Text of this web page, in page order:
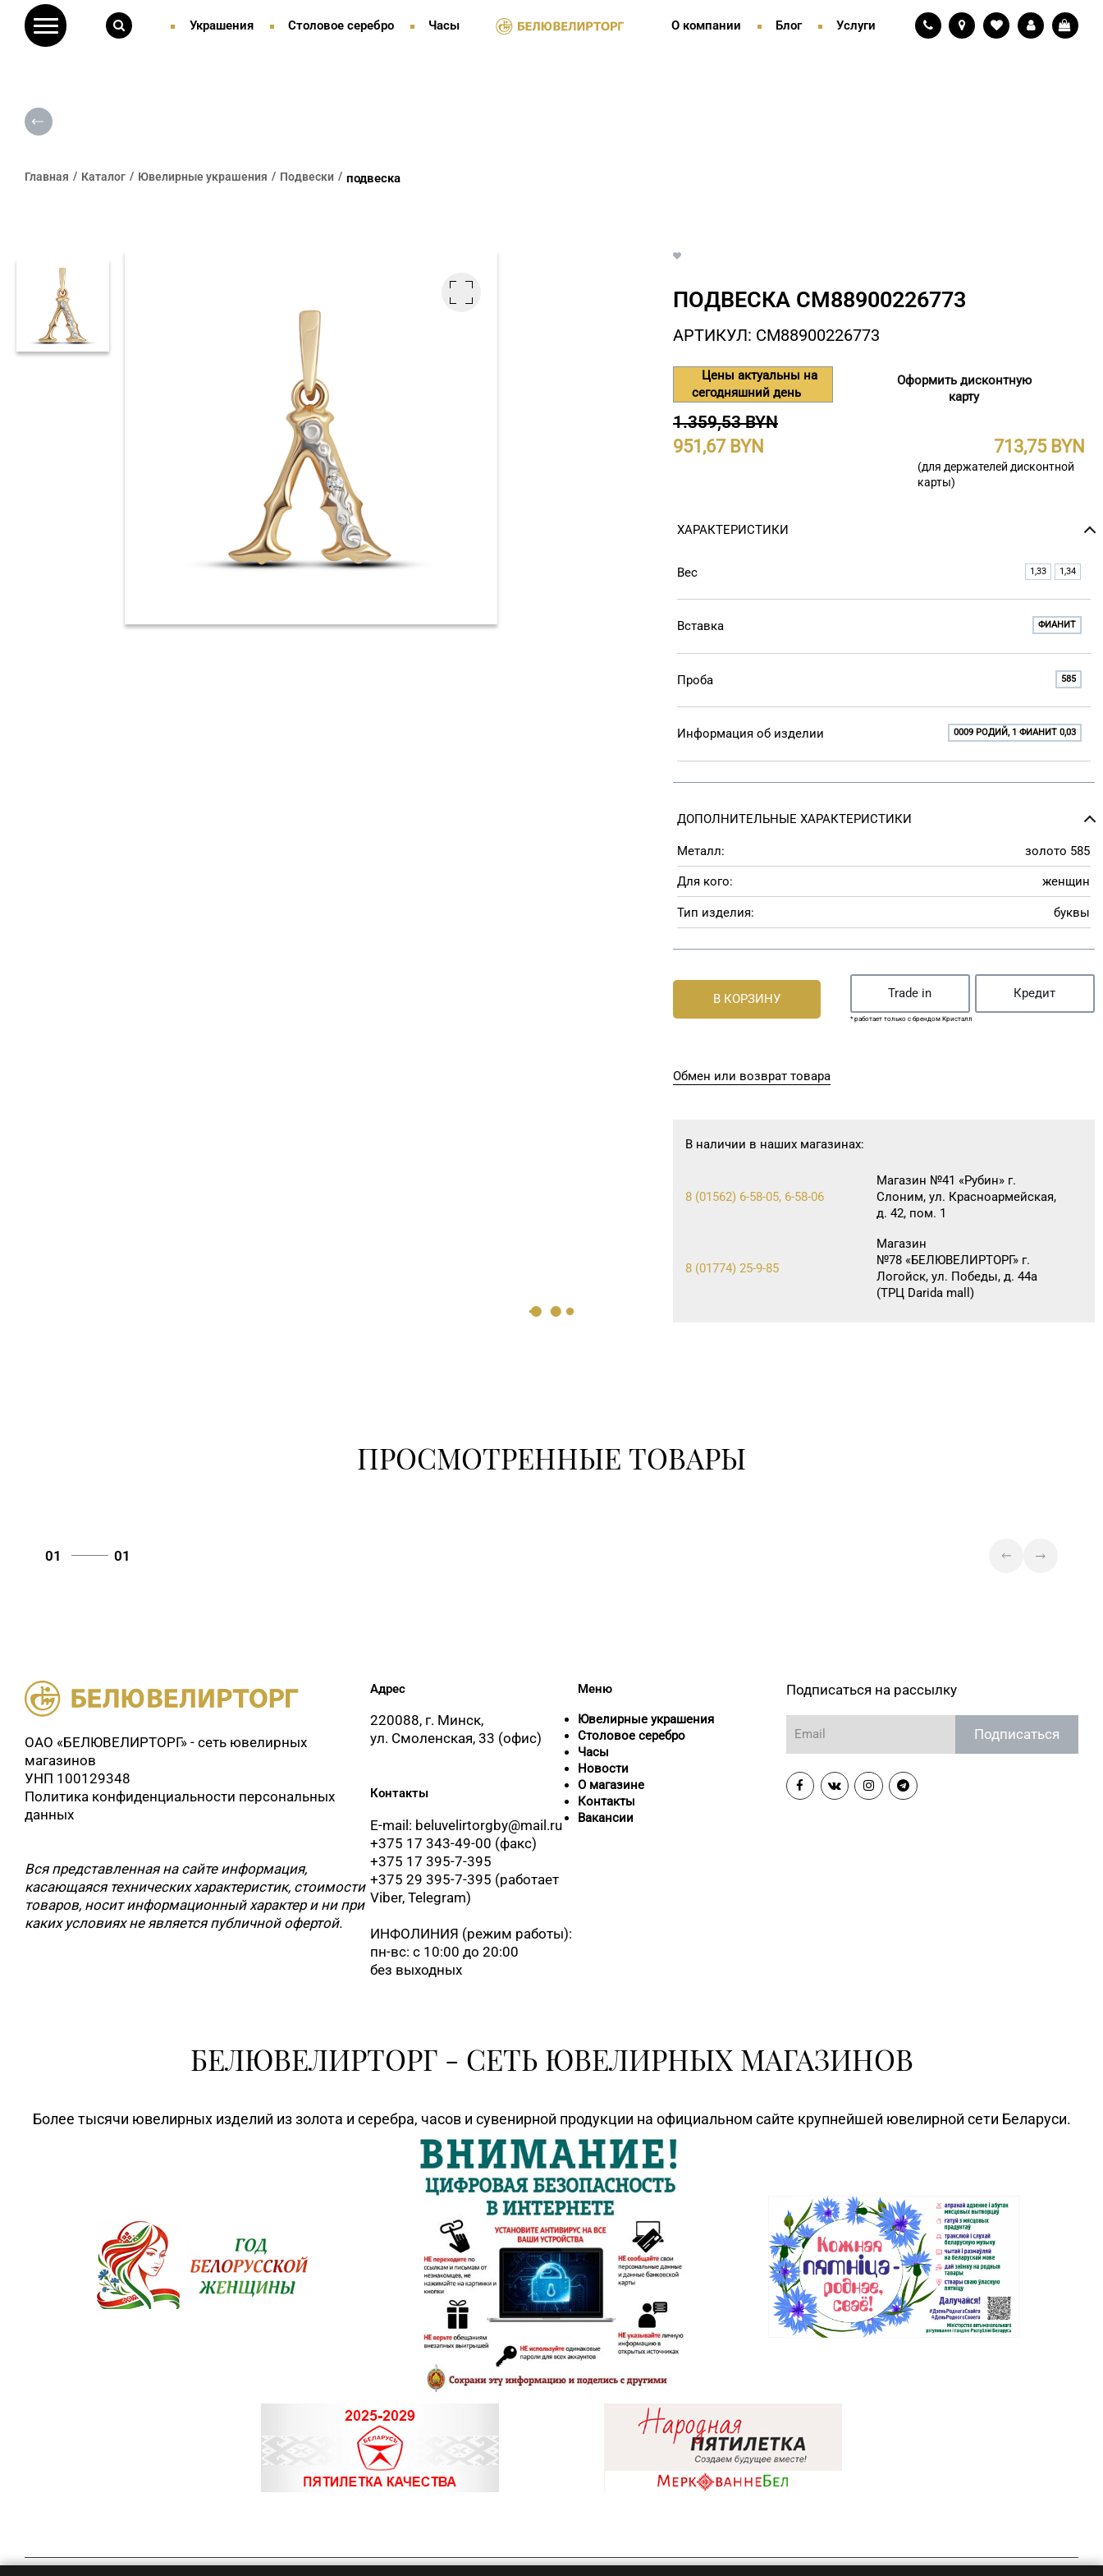
Украшения Столовое серебро Часы О компании Блог Услуги
Главная Каталог Ювелирные украшения Подвески подвеска
ПОДВЕСКА СM88900226773
АРТИКУЛ: СM88900226773
Цены актуальны на
сегодняшний день
Оформить дисконтную
карту
1.359,53 BYN
951,67 713,75
(для держателей дисконтной
карты)
ХАРАКТЕРИСТИКИ
Вес 1,33 1,34
Вставка ФИАНИТ
Проба 585
Информация об изделии 0009 РОДИЙ, 1 ФИАНИТ 0,03
ДОПОЛНИТЕЛЬНЫЕ ХАРАКТЕРИСТИКИ
Металл: золото 585
Для кого: женщин
Тип изделия: буквы
В КОРЗИНУ Trade in Кредит
* работает только с брендом Кристалл
Обмен или возврат товара
В наличии в наших магазинах:
8 (01562) 6-58-05, 6-58-06
Магазин №41 «Рубин» г.
Слоним, ул. Красноармейская,
д. 42, пом. 1
8 (01774) 25-9-85
Магазин
№78 «БЕЛЮВЕЛИРТОРГ» г.
Логойск, ул. Победы, д. 44а
(ТРЦ Darida mall)
ПРОСМОТРЕННЫЕ ТОВАРЫ
01 01
ОАО «БЕЛЮВЕЛИРТОРГ» - сеть ювелирных
магазинов
УНП 100129348
Политика конфиденциальности персональных
данных
Вся представленная на сайте информация,
касающаяся технических характеристик, стоимости
товаров, носит информационный характер и ни при
каких условиях не является публичной офертой.
Адрес
220088, г. Минск,
ул. Смоленская, 33 (офис)
Контакты
E-mail: beluvelirtorgby@mail.ru
+375 17 343-49-00 (факс)
+375 17 395-7-395
+375 29 395-7-395 (работает
Viber, Telegram)
ИНФОЛИНИЯ (режим работы):
пн-вс: с 10:00 до 20:00
без выходных
Меню
Ювелирные украшения
Столовое серебро
Часы
Новости
О магазине
Контакты
Вакансии
Подписаться на рассылку
Подписаться
БЕЛЮВЕЛИРТОРГ - СЕТЬ ЮВЕЛИРНЫХ МАГАЗИНОВ
Более тысячи ювелирных изделий из золота и серебра, часов и сувенирной продукции на официальном сайте крупнейшей ювелирной сети Беларуси.